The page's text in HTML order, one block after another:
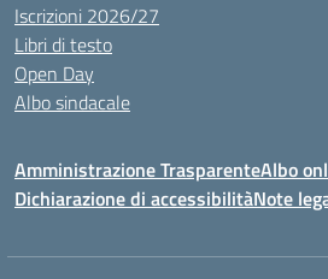
Iscrizioni 2026/27
Libri di testo
Open Day
Albo sindacale
Amministrazione TrasparenteAlbo
Dichiarazione di accessibilitàNote